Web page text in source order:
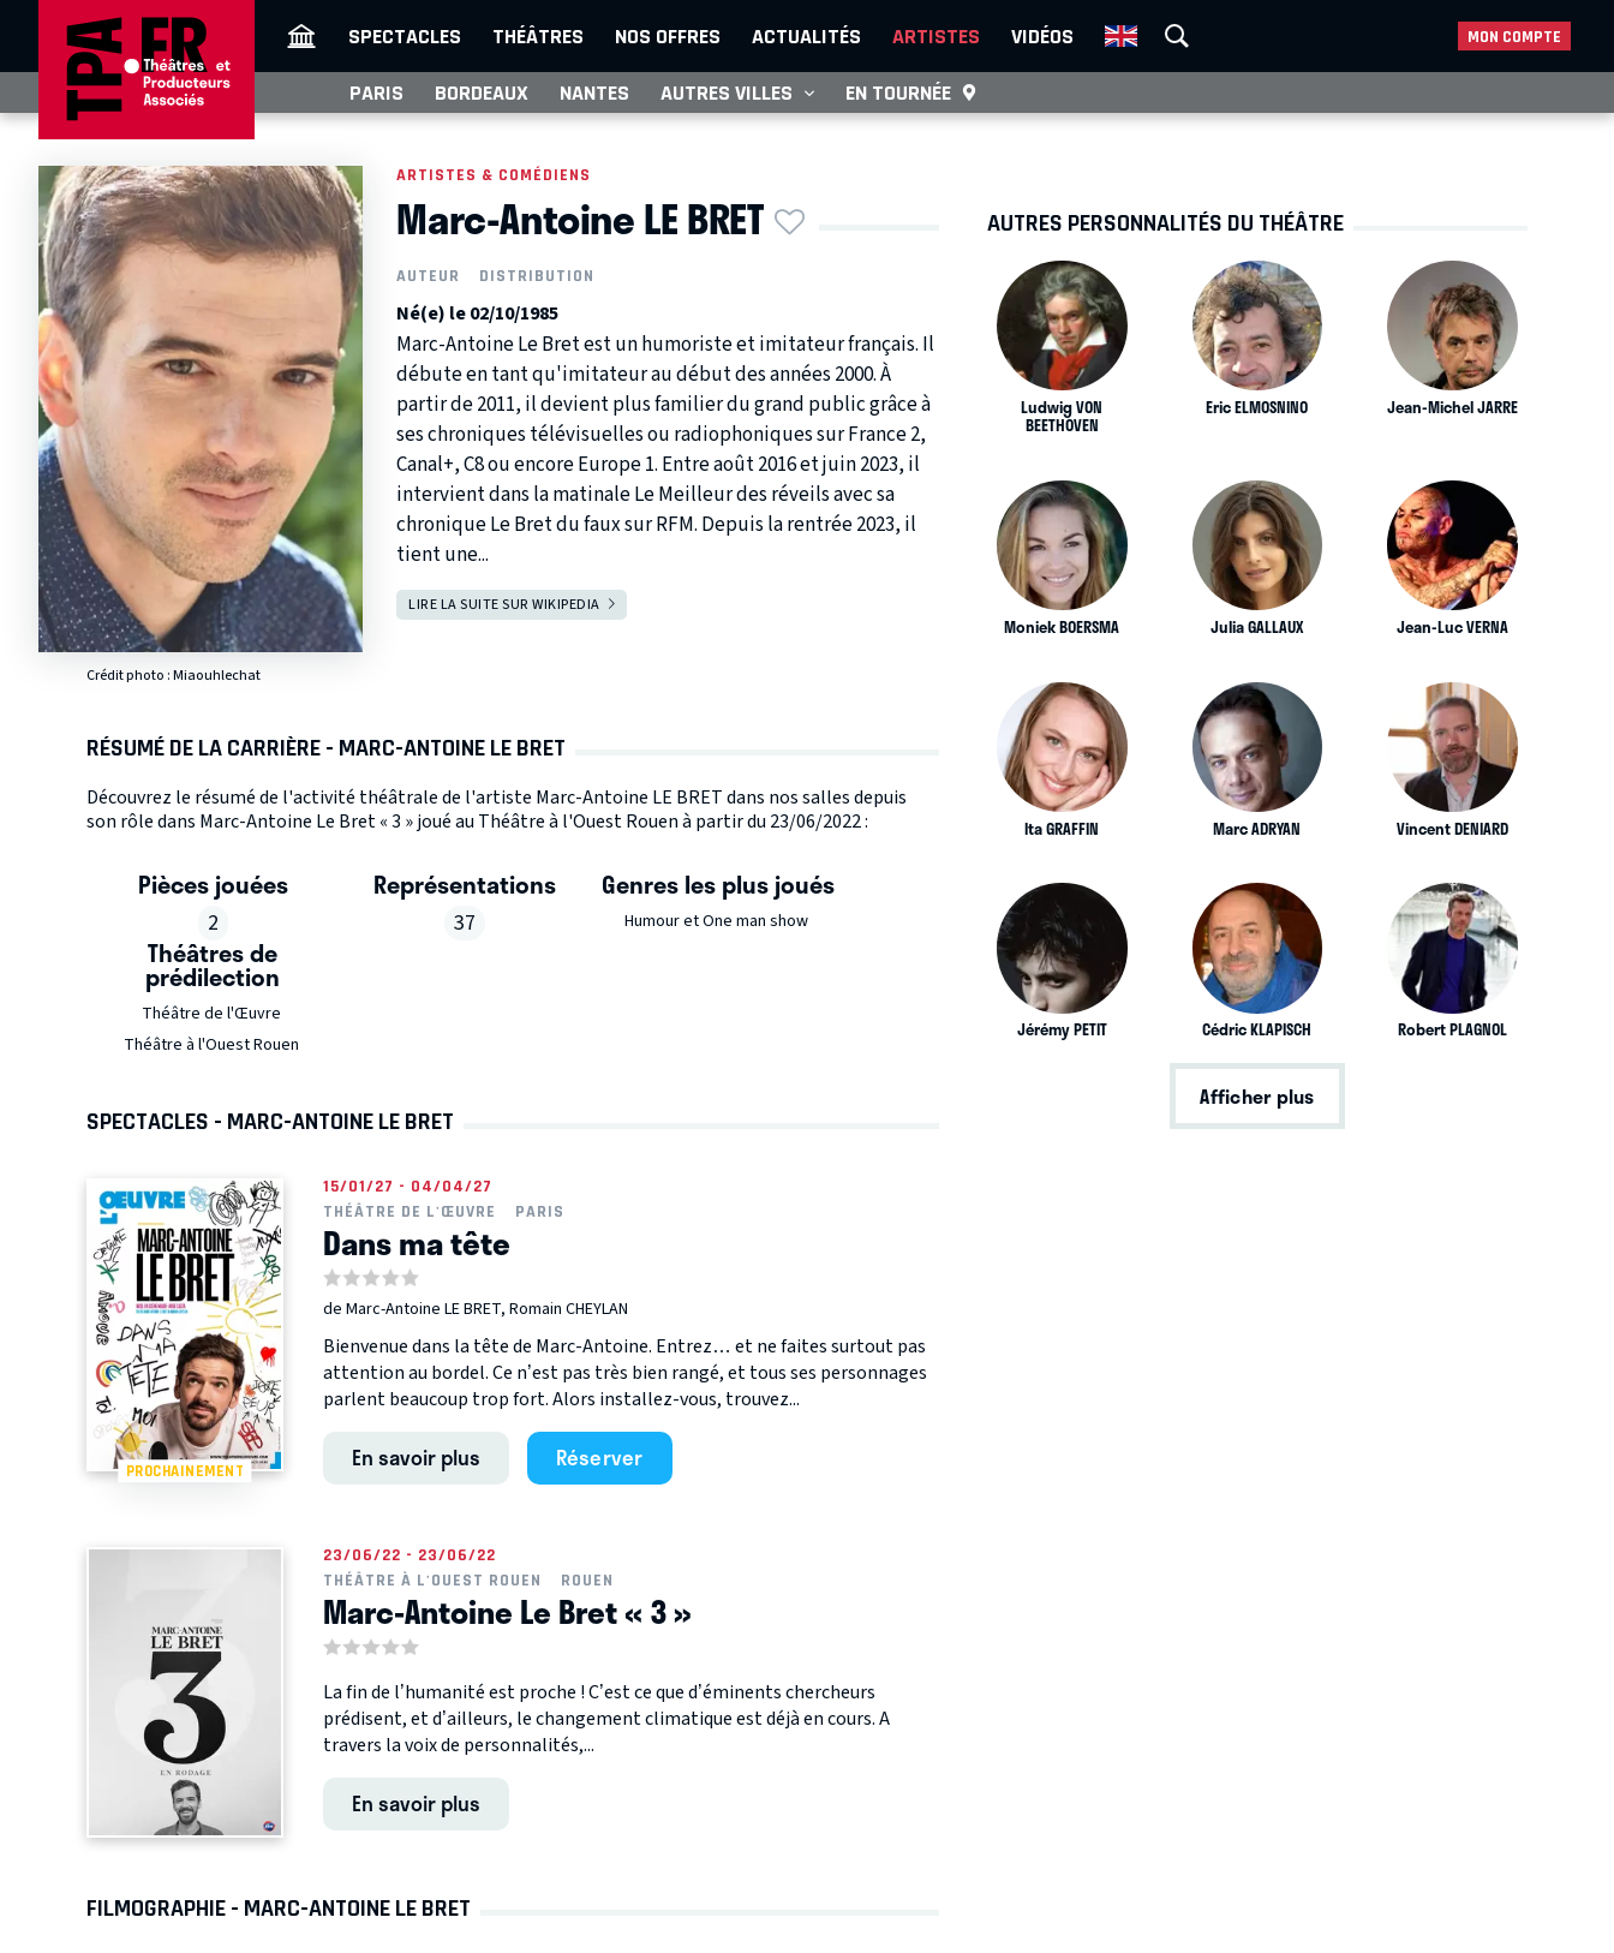
SPECTACLES THÉÂTRES NOS OFFRES ACTUALITÉS ARTISTES VIDÉOS MON COMPTE
PARIS BORDEAUX NANTES AUTRES VILLES EN TOURNÉE
Crédit photo :Miaouhlechat
ARTISTES & COMÉDIENS
Marc-Antoine LE BRET
AUTEUR DISTRIBUTION
Né(e) le 02/10/1985
Marc-Antoine Le Bret est un humoriste et imitateur français. Il
débute en tant qu'imitateur au début des années 2000. À
partir de 2011, il devient plus familier du grand public grâce à
ses chroniques télévisuelles ou radiophoniques sur France 2,
Canal+, C8 ou encore Europe 1. Entre août 2016 et juin 2023, il
intervient dans la matinale Le Meilleur des réveils avec sa
chronique Le Bret du faux sur RFM. Depuis la rentrée 2023, il
tient une...
LIRE LA SUITE SUR WIKIPEDIA
RÉSUMÉ DE LA CARRIÈRE - MARC-ANTOINE LE BRET
Découvrez le résumé de l'activité théâtrale de l'artiste Marc-Antoine LE BRET dans nos salles depuis
son rôle dans Marc-Antoine Le Bret « 3 » joué au Théâtre à l'Ouest Rouen à partir du 23/06/2022 :
Pièces jouées
2
Représentations
37
Genres les plus joués
Humour et One man show
Théâtres de
prédilection
Théâtre de l'Œuvre
Théâtre à l'Ouest Rouen
SPECTACLES - MARC-ANTOINE LE BRET
PROCHAINEMENT
15/01/27 - 04/04/27
THÉÂTRE DE L'ŒUVRE
PARIS
Dans ma tête
de Marc-Antoine LE BRET, Romain CHEYLAN
Bienvenue dans la tête de Marc-Antoine. Entrez… et ne faites surtout pas
attention au bordel. Ce n’est pas très bien rangé, et tous ses personnages
parlent beaucoup trop fort. Alors installez-vous, trouvez...
En savoir plus Réserver
23/06/22 - 23/06/22
THÉÂTRE À L'OUEST ROUEN
ROUEN
Marc-Antoine Le Bret « 3 »
La fin de l’humanité est proche ! C’est ce que d’éminents chercheurs
prédisent, et d’ailleurs, le changement climatique est déjà en cours. A
travers la voix de personnalités,...
En savoir plus
FILMOGRAPHIE - MARC-ANTOINE LE BRET
AUTRES PERSONNALITÉS DU THÉÂTRE
Ludwig VON
BEETHOVEN
Eric ELMOSNINO Jean-Michel JARRE
Moniek BOERSMA Julia GALLAUX Jean-Luc VERNA
Ita GRAFFIN Marc ADRYAN Vincent DENIARD
Jérémy PETIT Cédric KLAPISCH Robert PLAGNOL
Afficher plus